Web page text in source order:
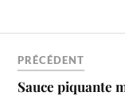
crémeux qui…
PRÉCÉDENT
Sauce piquante